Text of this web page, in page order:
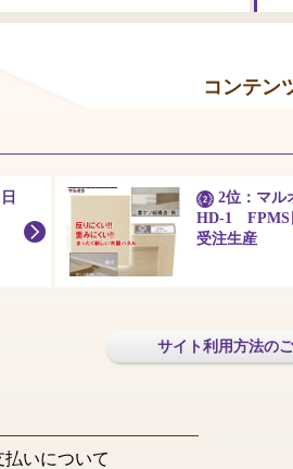
コンテン
2位：マ
HD-1
受注生産
サイト利用方法の
払いについて